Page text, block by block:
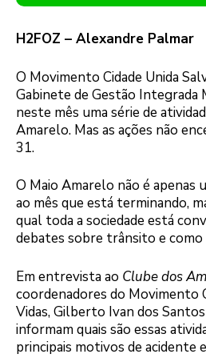
H2FOZ – Alexandre Palmar
O Movimento Cidade Unida
Gabinete de Gestão Integrada
neste mês uma série de
Amarelo. Mas as ações não
31.
O Maio Amarelo não é apenas
ao mês que está terminando,
qual toda a sociedade está
debates sobre trânsito e
Em entrevista ao Clube dos
coordenadores do Movimento
Vidas, Gilberto Ivan dos
informam quais são essas
principais motivos de acidente